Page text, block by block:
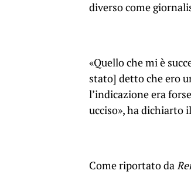
diverso come
«Quello che mi è
stato] detto che ero
l’indicazione era
ucciso», ha dichiarto
Come riportato da